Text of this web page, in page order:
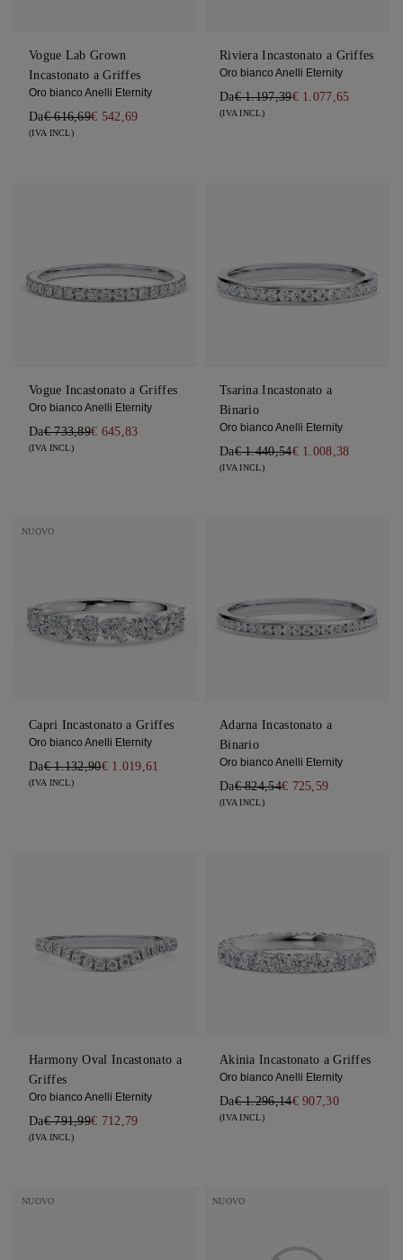
Vogue Lab Grown
Incastonato a Griffes
Oro bianco Anelli Eternity
Da€ 616,69€ 542,69
(IVA INCL)
Riviera Incastonato a Griffes
Oro bianco Anelli Eternity
Da€ 1.197,39€ 1.077,65
(IVA INCL)
Vogue Incastonato a Griffes
Oro bianco Anelli Eternity
Da€ 733,89€ 645,83
(IVA INCL)
Tsarina Incastonato a
Binario
Oro bianco Anelli Eternity
Da€ 1.440,54€ 1.008,38
(IVA INCL)
NUOVO
Capri Incastonato a Griffes
Oro bianco Anelli Eternity
Da€ 1.132,90€ 1.019,61
(IVA INCL)
Adarna Incastonato a
Binario
Oro bianco Anelli Eternity
Da€ 824,54€ 725,59
(IVA INCL)
Harmony Oval Incastonato a
Griffes
Oro bianco Anelli Eternity
Da€ 791,99€ 712,79
(IVA INCL)
Akinia Incastonato a Griffes
Oro bianco Anelli Eternity
Da€ 1.296,14€ 907,30
(IVA INCL)
NUOVO NUOVO